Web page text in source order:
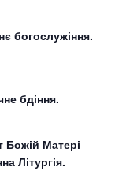
богослужіння.
бдіння.
Божій Матері
Літургія.